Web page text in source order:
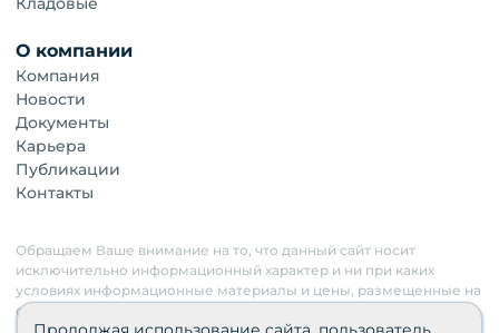
О компании
Компания
Новости
Документы
Карьера
Публикации
Контакты
Обращаем Ваше внимание на то, что данный сайт носит
исключительно информационный характер и ни при каких
условиях информационные материалы и цены, размещенные на
сайте, не являются публичной офертой. Застройщик имеет